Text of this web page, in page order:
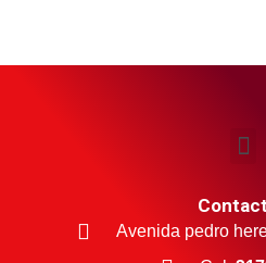
Avenida pedro